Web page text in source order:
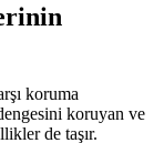
koruma
koruyan ve
de taşır.